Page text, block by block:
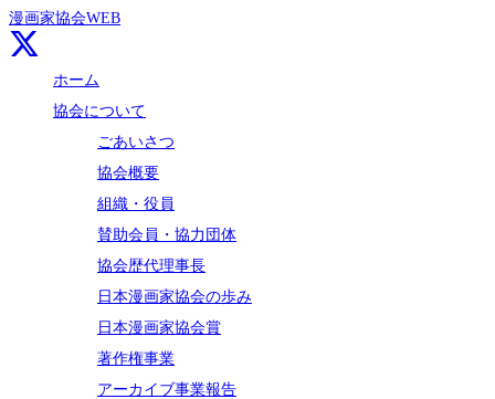
漫画家協会WEB
ホーム
協会について
ごあいさつ
協会概要
組織・役員
賛助会員・協力団体
協会歴代理事長
日本漫画家協会の歩み
日本漫画家協会賞
著作権事業
アーカイブ事業報告